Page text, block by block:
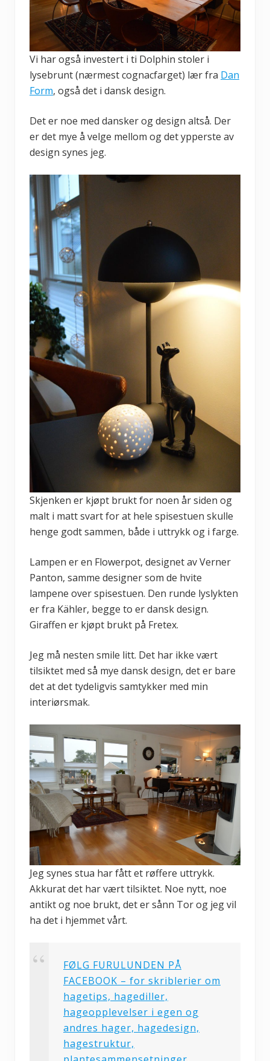
Vi har også investert i ti Dolphin stoler i
lysebrunt (nærmest cognacfarget) lær fra Dan
Form, også det i dansk design.
Det er noe med dansker og design altså. Der
er det mye å velge mellom og det ypperste av
design synes jeg.
Skjenken er kjøpt brukt for noen år siden og
malt i matt svart for at hele spisestuen skulle
henge godt sammen, både i uttrykk og i farge.
Lampen er en Flowerpot, designet av Verner
Panton, samme designer som de hvite
lampene over spisestuen. Den runde lyslykten
er fra Kähler, begge to er dansk design.
Giraffen er kjøpt brukt på Fretex.
Jeg må nesten smile litt. Det har ikke vært
tilsiktet med så mye dansk design, det er bare
det at det tydeligvis samtykker med min
interiørsmak.
Jeg synes stua har fått et røffere uttrykk.
Akkurat det har vært tilsiktet. Noe nytt, noe
antikt og noe brukt, det er sånn Tor og jeg vil
ha det i hjemmet vårt.
FØLG FURULUNDEN PÅ
FACEBOOK – for skriblerier om
hagetips, hagediller,
hageopplevelser i egen og
andres hager, hagedesign,
hagestruktur,